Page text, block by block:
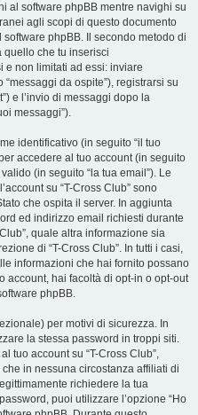
al software phpBB mentre navighi su
agli scopi di questo documento
phpBB. Il secondo metodo di
quello che tu inserisci
e non limitati ad essi: inviare
da ospite”), registrarsi su
e l’invio di messaggi dopo la
messaggi”).
identificativo (in seguito “il tuo
accedere al tuo account (in seguito
(in seguito “la tua email”). Le
su “T-Cross Club” sono
che ospita il server. In aggiunta
ed indirizzo email richiesti durante
quale altra informazione sia
di “T-Cross Club”. In tutti i casi,
informazioni che hai fornito possano
account, hai facoltà di opt-in o opt-out
phpBB.
per motivi di sicurezza. In
la stessa password in troppi siti.
tuo account su “T-Cross Club”,
in nessuna circostanza affiliati di
richiedere la tua
puoi utilizzare l’opzione “Ho